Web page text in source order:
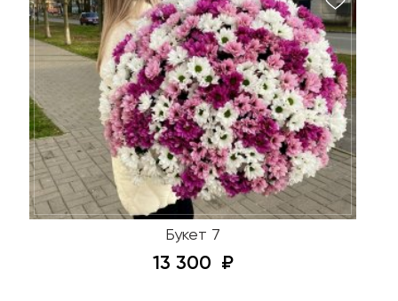
Букет 7
13 300